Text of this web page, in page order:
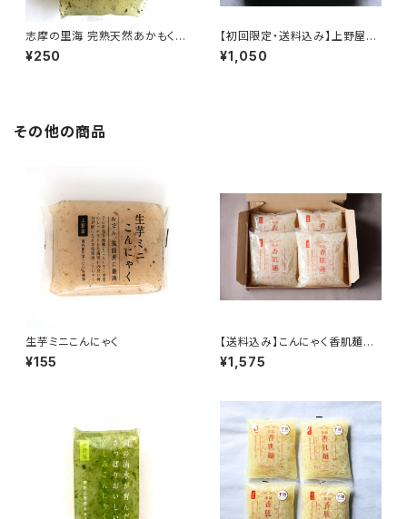
志摩の里海 完熟天然あかもく
さしみこんにゃく
¥250
【初回限定・送料込み】上野屋こ
んにゃくお試しセット①（期間限
定）
¥1,050
その他の商品
生芋ミニこんにゃく
¥155
【送料込み】こんにゃく香肌麺4
袋セット（レシピ付）
¥1,575